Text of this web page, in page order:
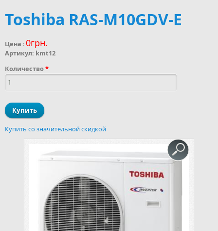
Toshiba RAS-M10GDV-E
Цена :0грн.
Артикул: kmt12
Количество*
Купить со значительной скидкой